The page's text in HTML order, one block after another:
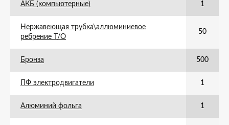
АКБ (компьютерные) 1
Нержавеющая трубка\аллюминиевое
ребрение Т/О
50
Бронза 500
ПФ электродвигатели 1
Алюминий фольга 1